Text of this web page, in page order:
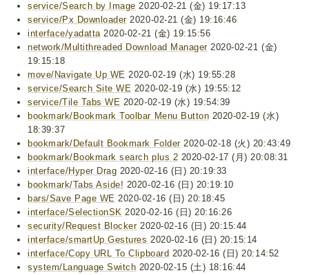
service/Search by Image 2020-02-21 (金) 19:17:13
service/Px Downloader2020-02-21 (金) 19:16:46
interface/yadatta2020-02-21 (金) 19:15:56
network/Multithreaded Download Manager2020-02-21 (金)
19:15:18
move/Navigate Up WE 2020-02-19 (水) 19:55:28
service/Search Site WE 2020-02-19 (水) 19:55:12
service/Tile Tabs WE 2020-02-19 (水) 19:54:39
bookmark/Bookmark Toolbar Menu Button 2020-02-19 (水)
18:39:37
bookmark/Default Bookmark Folder2020-02-18 (火) 20:43:49
bookmark/Bookmark search plus 2 2020-02-17 (月) 20:08:31
interface/Hyper Drag 2020-02-16 (日) 20:19:33
bookmark/Tabs Aside! 2020-02-16 (日) 20:19:10
bars/Save Page WE 2020-02-16 (日) 20:18:45
interface/SelectionSK 2020-02-16 (日) 20:16:26
security/Request Blocker2020-02-16 (日) 20:15:44
interface/smartUp Gestures 2020-02-16 (日) 20:15:14
interface/Copy URL To Clipboard 2020-02-16 (日) 20:14:52
system/Language Switch 2020-02-15 (土) 18:16:44